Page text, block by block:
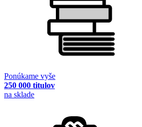
Ponúkame vyše
250 000 titulov
na sklade